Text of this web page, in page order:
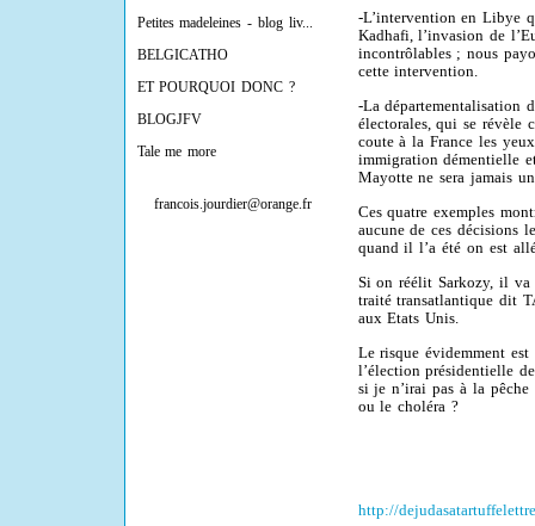
Petites madeleines - blog liv...
BELGICATHO
ET POURQUOI DONC ?
BLOGJFV
Tale me more
francois.jourdier@orange.fr
-L’intervention en Libye
Kadhafi, l’invasion de
incontrôlables ; nous
cette intervention.
-La départementalisation
électorales, qui se révèle
coute à la France les
immigration démentielle
Mayotte ne sera jamais
Ces quatre exemples
aucune de ces décisions
quand il l’a été on est
Si on réélit Sarkozy, il va
traité transatlantique dit
aux Etats Unis.
Le risque évidemment
l’élection présidentielle
si je n’irai pas à la
ou le choléra ?
http://